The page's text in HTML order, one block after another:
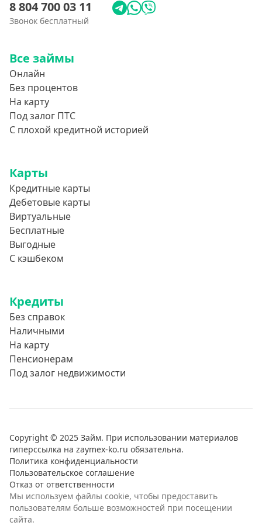
8 804 700 03 11
Звонок бесплатный
Все займы
Онлайн
Без процентов
На карту
Под залог ПТС
С плохой кредитной историей
Карты
Кредитные карты
Дебетовые карты
Виртуальные
Бесплатные
Выгодные
С кэшбеком
Кредиты
Без справок
Наличными
На карту
Пенсионерам
Под залог недвижимости
Copyright © 2025 Займ. При использовании материалов
гиперссылка на zaymex-ko.ru обязательна.
Политика конфиденциальности
Пользовательское соглашение
Отказ от ответственности
Мы используем файлы cookie, чтобы предоставить
пользователям больше возможностей при посещении
сайта.